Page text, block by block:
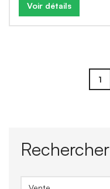
Voir détails
1
Rechercher